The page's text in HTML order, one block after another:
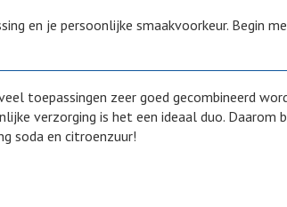
en je persoonlijke smaakvoorkeur. Begin
toepassingen zeer goed gecombineerd
verzorging is het een ideaal duo.
soda en citroenzuur!